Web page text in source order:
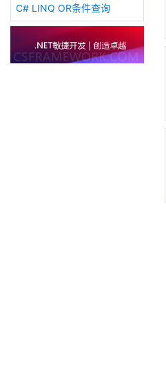
C# LINQ OR条件查询